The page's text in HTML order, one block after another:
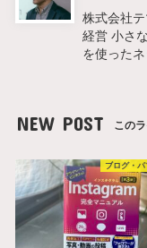
株式会社
経営 小さ
を使った
NEW POST この
ブログ・